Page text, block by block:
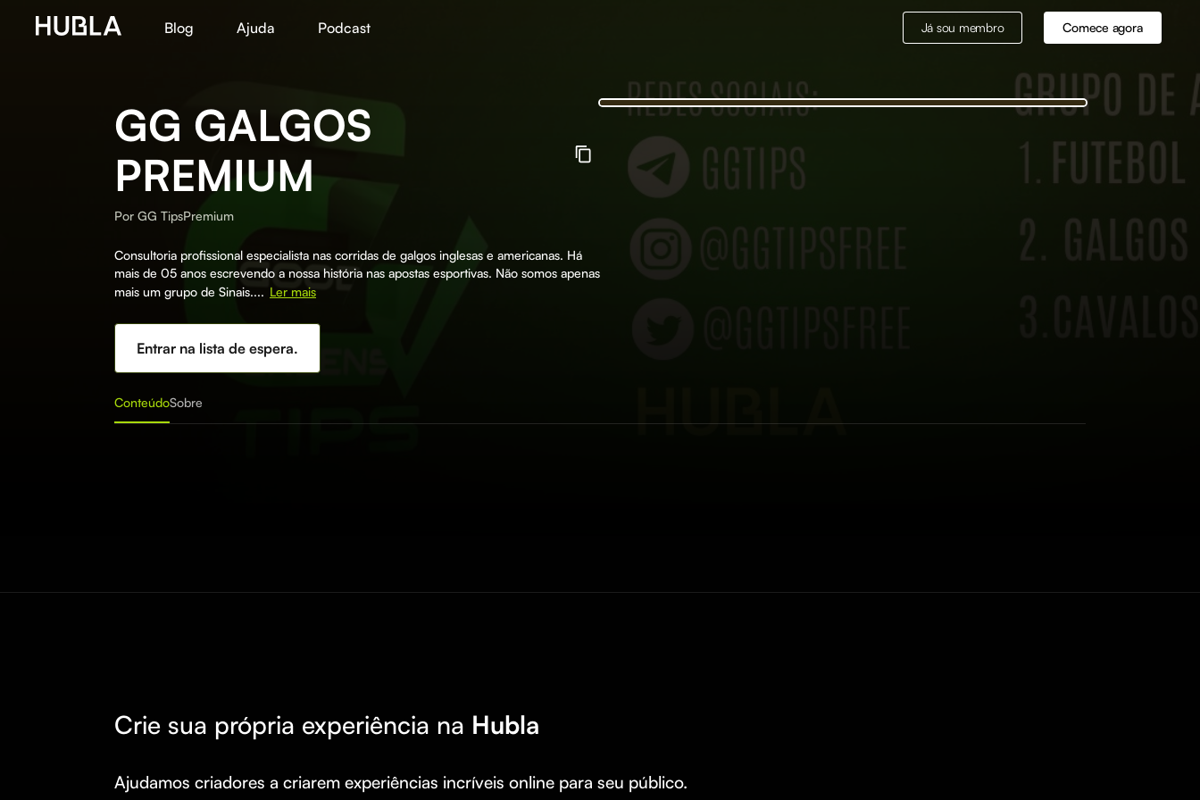
Blog Ajuda Podcast Já sou membro Comece agora
GG GALGOS
PREMIUM
Por GG TipsPremium
Consultoria profissional especialista nas corridas de galgos inglesas e americanas. Há
mais de 05 anos escrevendo a nossa história nas apostas esportivas. Não somos apenas
mais um grupo de Sinais.... Ler mais
Entrar na lista de espera.
ConteúdoSobre
Crie sua própria experiência na Hubla
Ajudamos criadores a criarem experiências incríveis online para seu público.